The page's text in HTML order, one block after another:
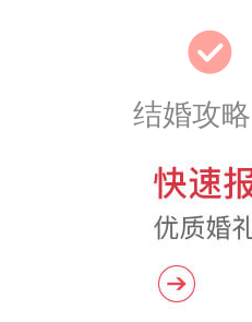
结婚攻略